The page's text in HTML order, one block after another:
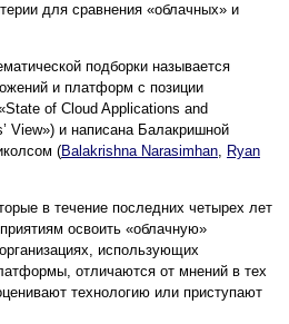
для сравнения «облачных» и
подборки называется
и платформ с позиции
of Cloud Applications and
View») и написана Балакришной
(Balakrishna Narasimhan, Ryan
в течение последних четырех лет
освоить «облачную»
использующих
отличаются от мнений в тех
технологию или приступают